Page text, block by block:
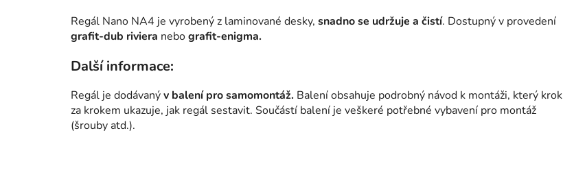
Regál Nano NA4 je vyrobený z laminované desky, snadno se udržuje a čistí. Dostupný v provedení
grafit-dub riviera nebografit-enigma.
Další informace:
Regál je dodávanýv balení pro samomontáž. Balení obsahuje podrobný návod k montáži, který krok
za krokem ukazuje, jak regál sestavit. Součástí balení je veškeré potřebné vybavení pro montáž
(šrouby atd.).